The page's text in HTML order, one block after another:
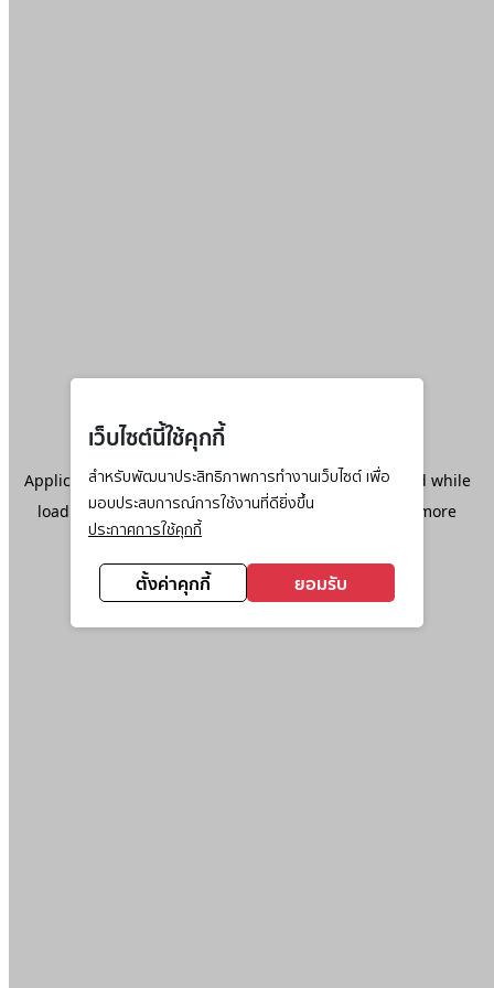
เว็บไซต์นี้ใช้คุกกี้
สำหรับพัฒนาประสิทธิภาพการทำงานเว็บไซต์ เพื่อ
มอบประสบการณ์การใช้งานที่ดียิ่งขึ้น
ประกาศการใช้คุกกี้
ตั้งค่าคุกกี้ ยอมรับ
Application error: aclient-side exception has occurred while
loadingwww.ktc.co.th(see the browser console
for more
information).